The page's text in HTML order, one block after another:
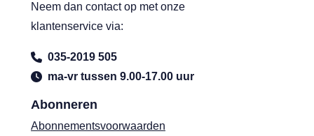
Abonneren
Abonnementsvoorwaarden
Neem dan contact op met onze
klantenservice via:
035-2019 505
ma-vr tussen 9.00-17.00 uur